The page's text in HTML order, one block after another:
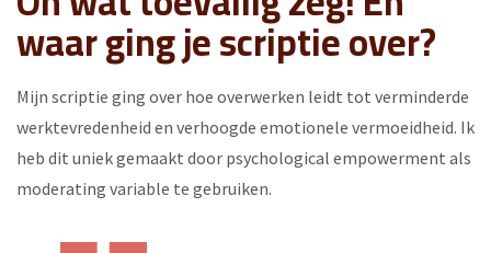
waar ging je scriptie over?
Mijn scriptie ging over hoe overwerken leidt tot verminderde
werktevredenheid en verhoogde emotionele vermoeidheid. Ik
heb dit uniek gemaakt door psychological empowerment als
moderating variable te gebruiken.